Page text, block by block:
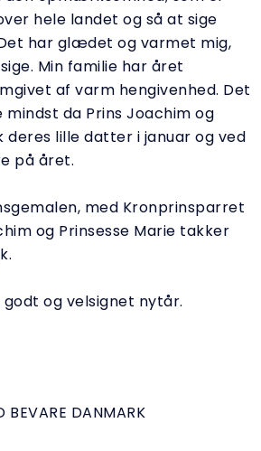
hele landet og så at sige
har glædet og varmet mig,
Min familie har året
af varm hengivenhed. Det
da Prins Joachim og
deres lille datter i januar og ved
på året.
med Kronprinsparret
og Prinsesse Marie takker
og velsignet nytår.
BEVARE DANMARK